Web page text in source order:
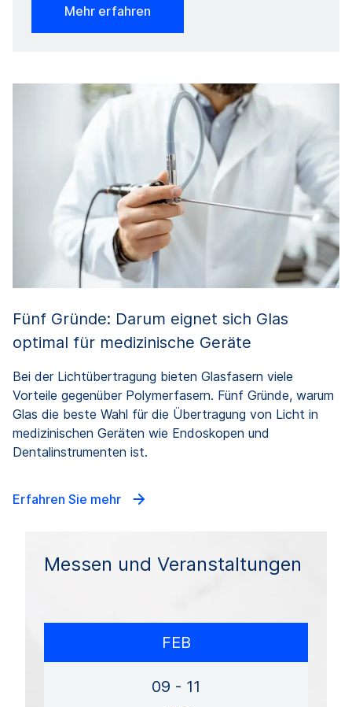
Mehr erfahren
Fünf Gründe: Darum eignet sich Glas
optimal für medizinische Geräte
Bei der Lichtübertragung bieten Glasfasern viele
Vorteile gegenüber Polymerfasern. Fünf Gründe, warum
Glas die beste Wahl für die Übertragung von Licht in
medizinischen Geräten wie Endoskopen und
Dentalinstrumenten ist.
Erfahren Sie mehr
Messen und Veranstaltungen
FEB
09 - 11